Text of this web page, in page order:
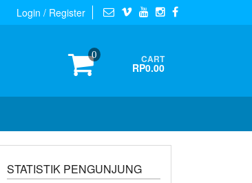
Login / Register
0 CART
RP0.00
STATISTIK PENGUNJUNG